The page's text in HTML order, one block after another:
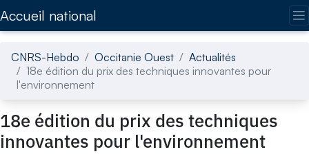
Accueil national
CNRS-Hebdo Occitanie Ouest
Actualités
18e édition du prix des techniques innovantes pour
l'environnement
18e édition du prix des techniques
innovantes pour l'environnement